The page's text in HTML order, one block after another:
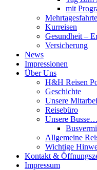
mit
Kurreisen
Gesundheit –
Versicherung
News
Impressionen
Über Uns
H&H Reisen
Geschichte
Unsere
Reisebüro
Unsere Busse…
Allgemeine
Wichtige
Kontakt &
Impressum